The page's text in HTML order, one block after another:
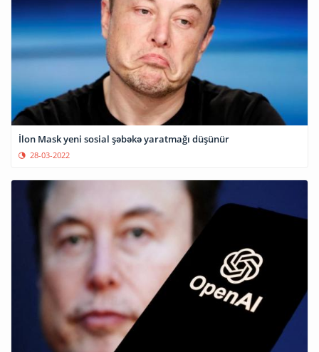
İlon Mask yeni sosial şəbəkə yaratmağı düşünür
28-03-2022